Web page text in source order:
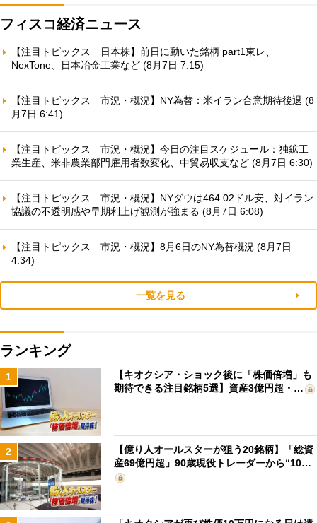
フィスコ経済ニュース
【注目トピックス 日本株】前日に動いた銘柄 part1東レ、
NexTone、日本冶金工業など (8月7日 7:15)
【注目トピックス 市況・概況】NY為替：米イラン合意期待後退 (8
月7日 6:41)
【注目トピックス 市況・概況】今日の注目スケジュール：独鉱工
業生産、米非農業部門雇用者数変化、中貿易収支など (8月7日 6:30)
【注目トピックス 市況・概況】NYダウは464.02ドル安、対イラン
協議の不透明感や早期利上げ観測が強まる (8月7日 6:08)
【注目トピックス 市況・概況】8月6日のNY為替概況 (8月7日
4:34)
一覧を見る
ランキング
1
【キオクシア・ショック後に「株価倍増」も
期待できる注目銘柄5選】資産3億円超・…
2
【億り人オールスターが狙う20銘柄】「総資
産69億円超」90歳現役トレーダーから“10…